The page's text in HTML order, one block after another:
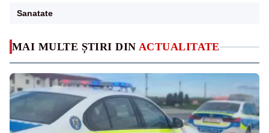
MAI MULTE ȘTIRI DIN ACTUALITATE
Sanatate